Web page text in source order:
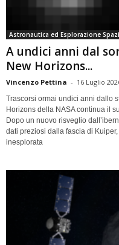
Astronautica ed Esplorazione
A undici anni dal
New Horizons...
Vincenzo Pettina - 16 Luglio
Trascorsi ormai undici anni dallo
Horizons della NASA continua il
Dopo un nuovo risveglio
dati preziosi dalla fascia di
inesplorata